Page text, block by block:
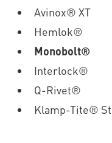
Avinox® XT
Hemlok®
Monobolt®
Interlock®
Q-Rivet®
Klamp-Tite®